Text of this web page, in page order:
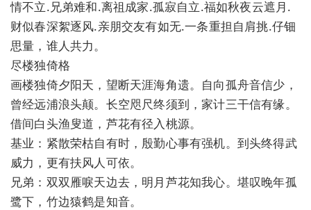
情不立.兄弟难和.离祖成家.孤寂自立.福如秋夜云遮月.
财似春深絮逐风.亲朋交友有如无.一条重担自肩挑.仔钿
思量，谁人共力。
尽楼独倚格
画楼独倚夕阳天，望断天涯海角遗。自向孤舟音信少，
曾经远浦浪头颠。长空咫尺终须到，家计三干信有缘。
借间白头渔叟道，芦花有径入桃源。
基业：紧散荣枯自有时，殷勤心事有强机。到头终得武
威力，更有扶风人可依。
兄弟：双双雁唳天边去，明月芦花知我心。堪叹晚年孤
鹭下，竹边猿鹤是知音。